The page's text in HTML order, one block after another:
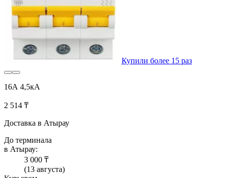
Купили более 15 раз
16А 4,5кА
2 514 ₸
Доставка в Атырау
До терминала
в Атырау:
3 000 ₸
(13 августа)